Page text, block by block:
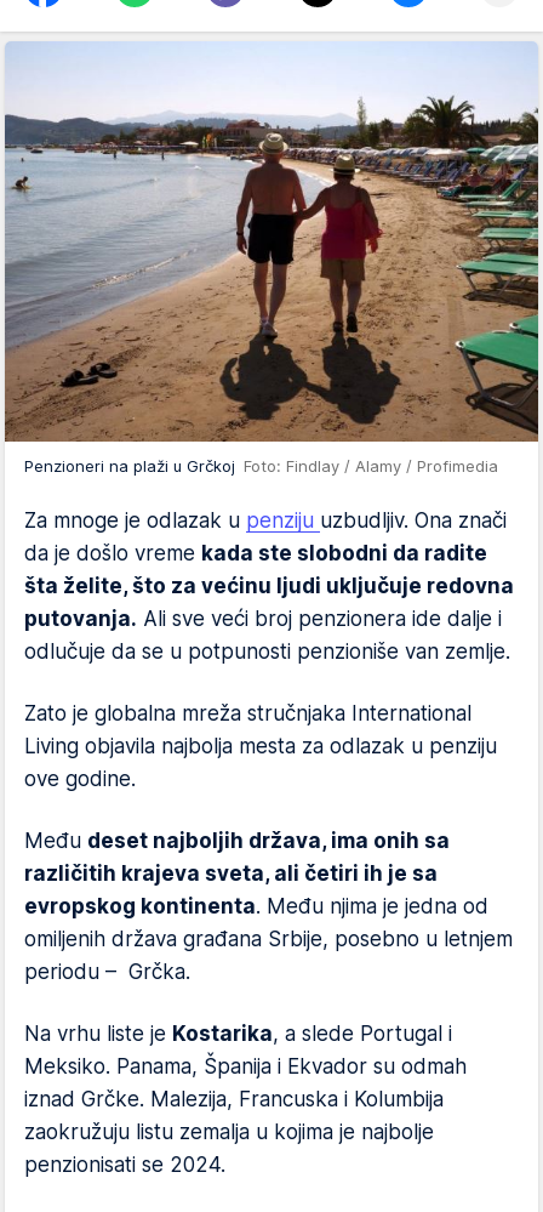
Penzioneri na plaži u Grčkoj Foto: Findlay / Alamy / Profimedia
Za mnoge je odlazak u penziju uzbudljiv. Ona znači
da je došlo vreme kada ste slobodni da radite
šta želite, što za većinu ljudi uključuje redovna
putovanja. Ali sve veći broj penzionera ide dalje i
odlučuje da se u potpunosti penzioniše van zemlje.
Zato je globalna mreža stručnjaka International
Living objavila najbolja mesta za odlazak u penziju
ove godine.
Među deset najboljih država, ima onih sa
različitih krajeva sveta, ali četiri ih je sa
evropskog kontinenta. Među njima je jedna od
omiljenih država građana Srbije, posebno u letnjem
periodu – Grčka.
Na vrhu liste je Kostarika, a slede Portugal i
Meksiko. Panama, Španija i Ekvador su odmah
iznad Grčke. Malezija, Francuska i Kolumbija
zaokružuju listu zemalja u kojima je najbolje
penzionisati se 2024.